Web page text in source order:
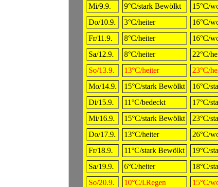
Mi/9.9.
9°C/stark Bewölkt
15°C/
Do/10.9.
3°C/heiter
16°C/
Fr/11.9.
8°C/heiter
16°C/
Sa/12.9.
8°C/heiter
22°C/
So/13.9.
13°C/heiter
23°C/
Mo/14.9.
15°C/stark Bewölkt
16°C/
Di/15.9.
11°C/bedeckt
17°C/
Mi/16.9.
15°C/stark Bewölkt
23°C/
Do/17.9.
13°C/heiter
26°C/
Fr/18.9.
11°C/stark Bewölkt
19°C/
Sa/19.9.
6°C/heiter
18°C/
So/20.9.
10°C/l.Regen
15°C/